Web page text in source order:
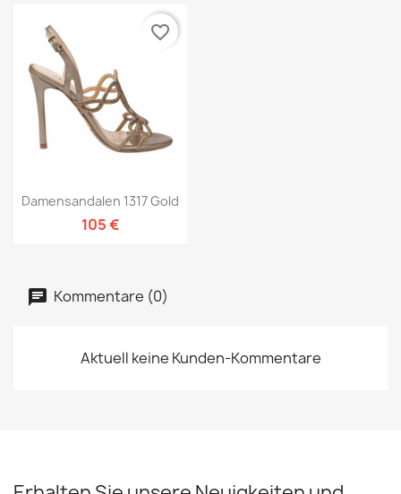
Damensandalen 1317 Gold
105 €
favorite_border
Kommentare (0)
Aktuell keine Kunden-Kommentare